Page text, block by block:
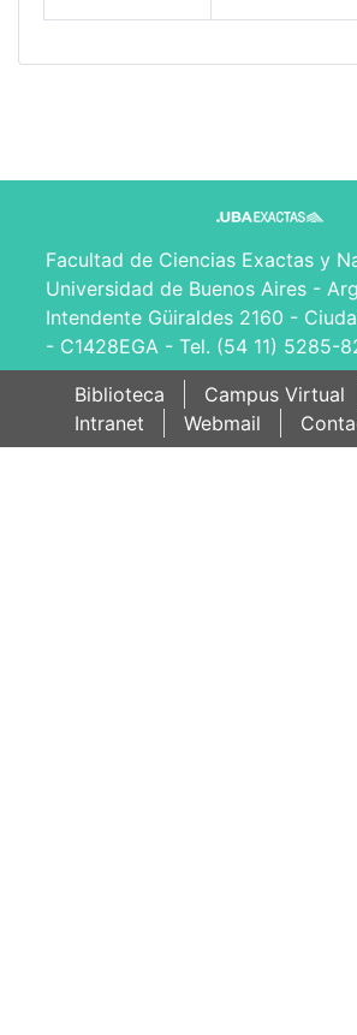
Facultad de Ciencias Exactas y
Universidad de Buenos Aires -
Intendente Güiraldes 2160 -
- C1428EGA - Tel. (54 11) 5285-
Biblioteca
Campus Virtual
Intranet
Webmail